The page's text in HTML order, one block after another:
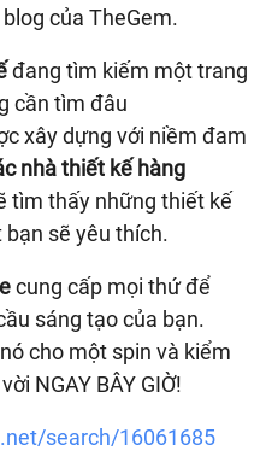
của TheGem.
đang tìm kiếm một trang
cần tìm đâu
xây dựng với niềm đam
nhà thiết kế hàng
tìm thấy những thiết kế
sẽ yêu thích.
cung cấp mọi thứ để
sáng tạo của bạn.
cho một spin và kiểm
NGAY BÂY GIỜ!
search/16061685